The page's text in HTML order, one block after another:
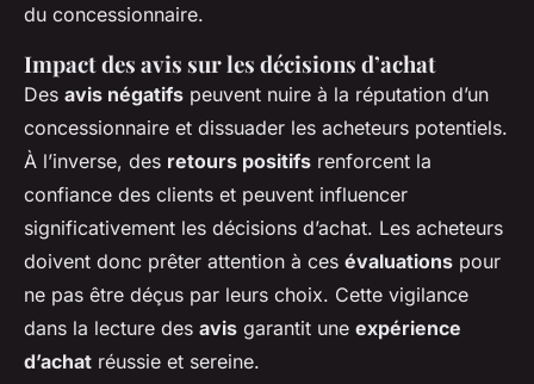
du concessionnaire.
Impact des avis sur les décisions d’achat
Des avis négatifs peuvent nuire à la réputation d’un
concessionnaire et dissuader les acheteurs potentiels.
À l’inverse, des retours positifs renforcent la
confiance des clients et peuvent influencer
significativement les décisions d’achat. Les acheteurs
doivent donc prêter attention à ces évaluations pour
ne pas être déçus par leurs choix. Cette vigilance
dans la lecture des avis garantit une expérience
d’achat réussie et sereine.